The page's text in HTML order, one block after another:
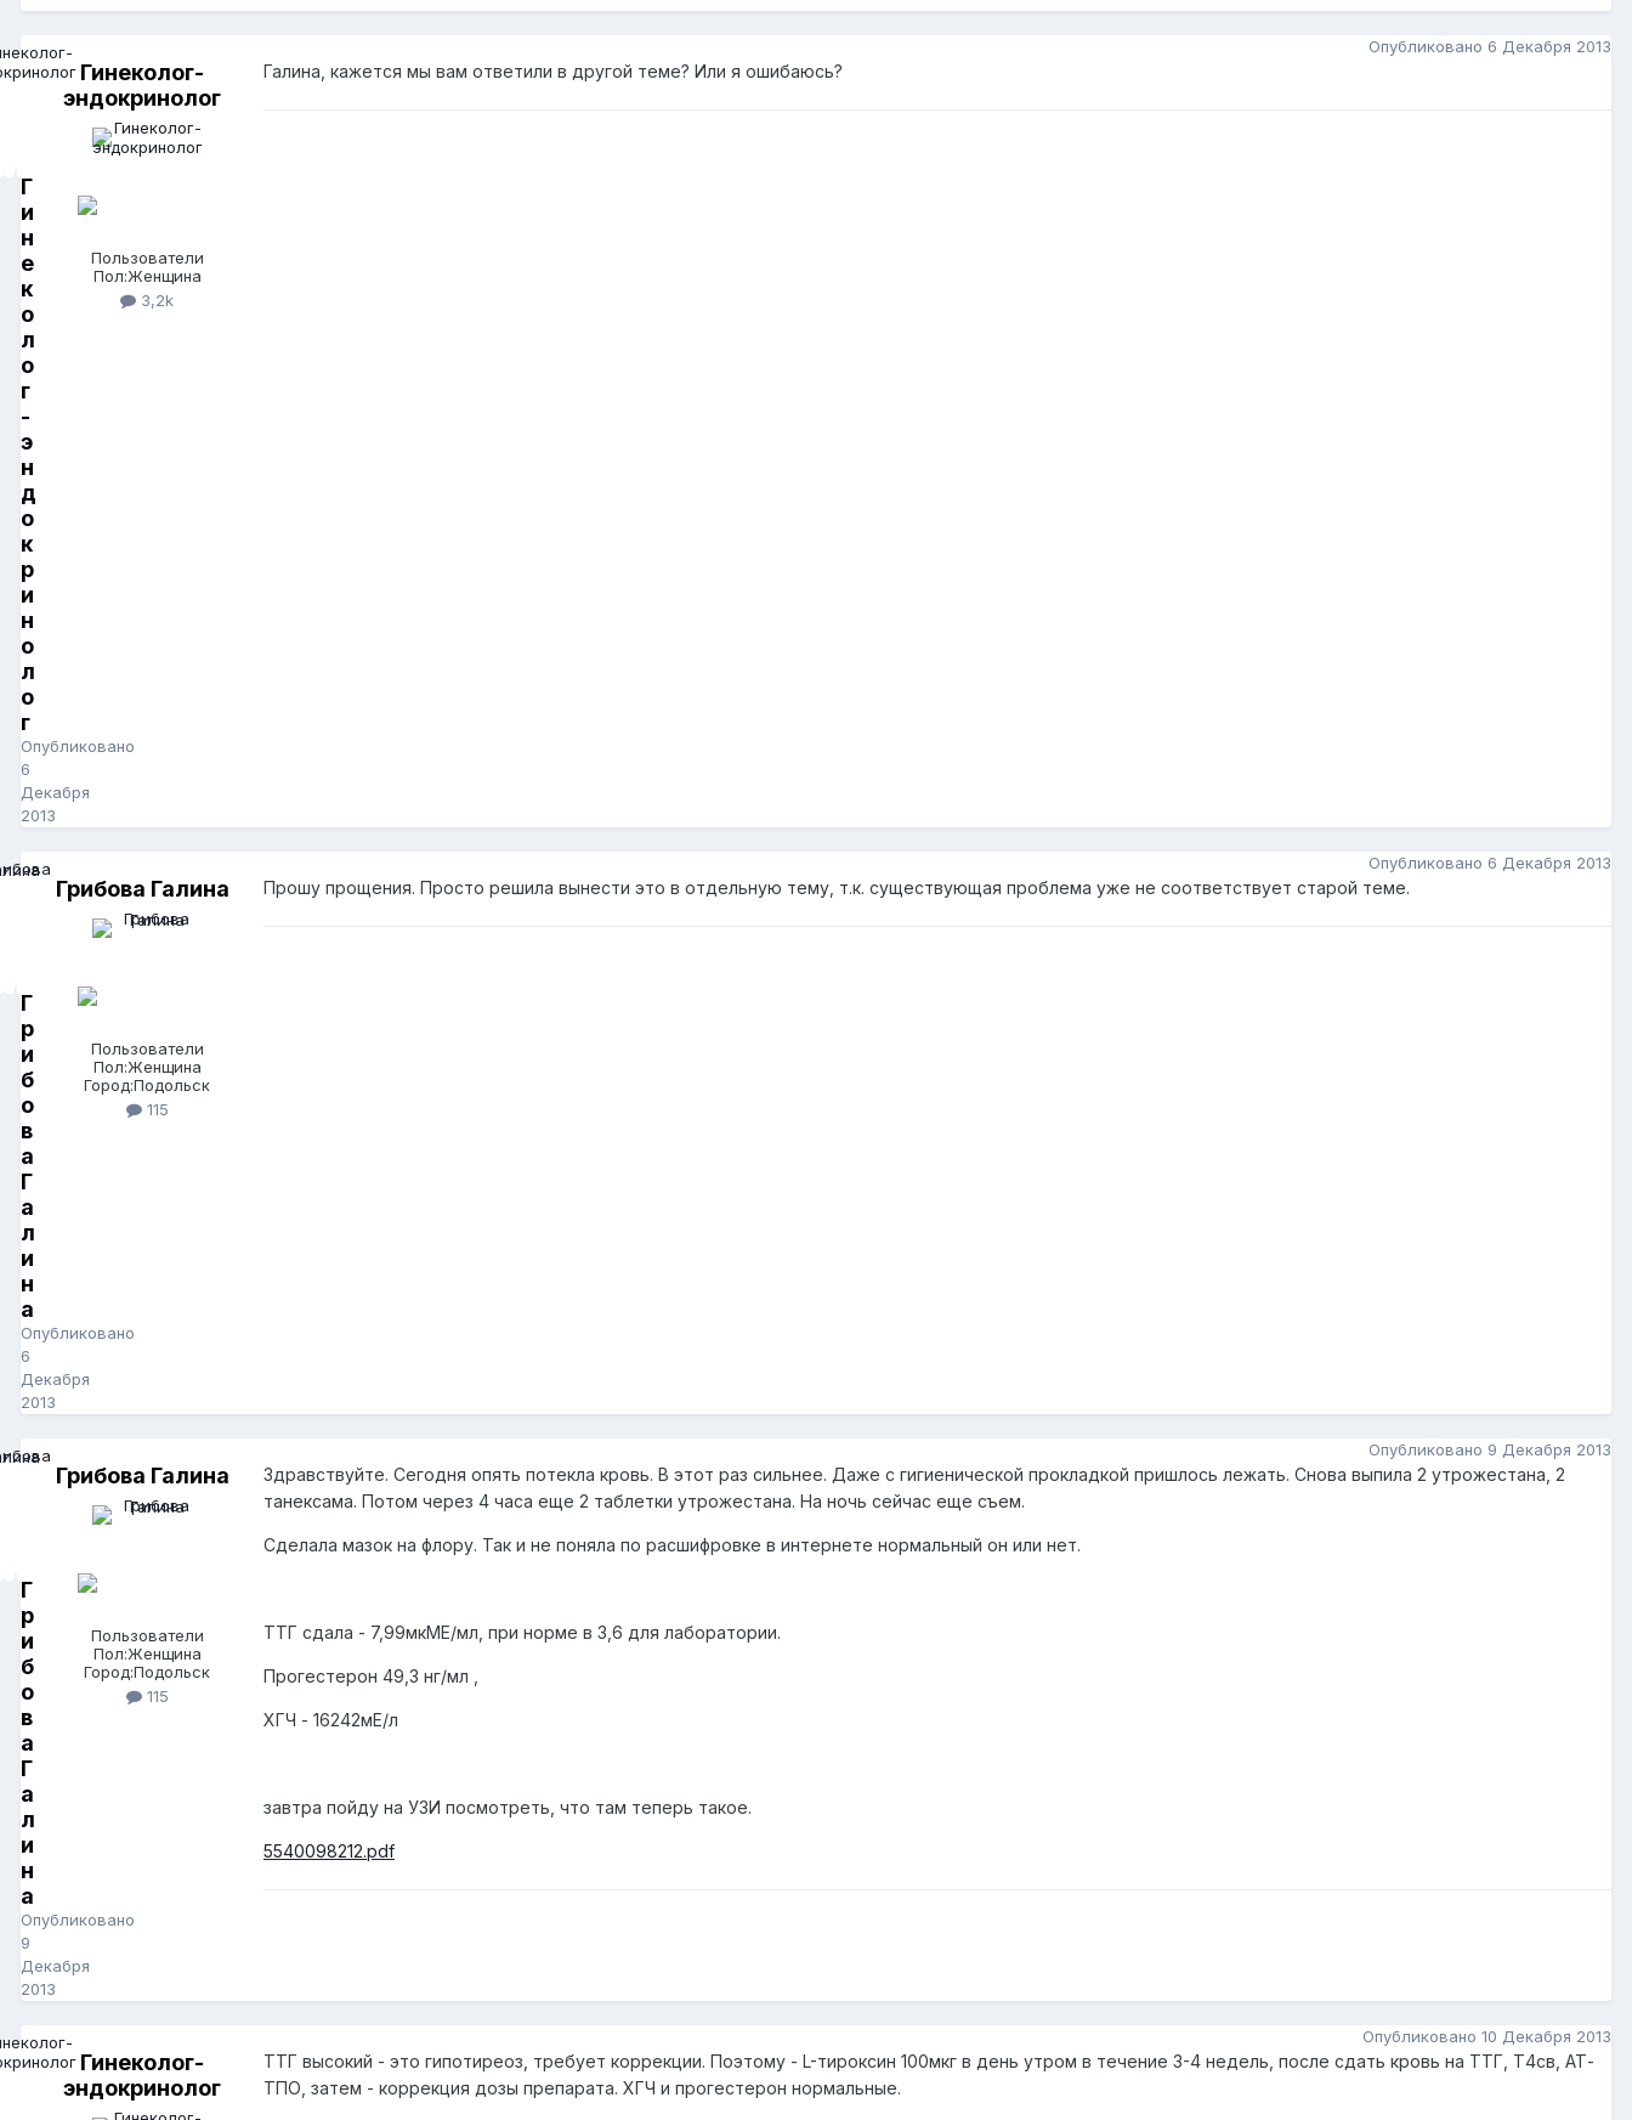
Г
и
н
е
к
о
л
о
г
-
э
н
д
о
к
р
и
н
о
л
о
г
Опубликовано
6
Декабря
2013
Гинеколог-
эндокринолог
Пользователи
3,2k
Пол:Женщина
Опубликовано 6 Декабря 2013
Галина, кажется мы вам ответили в другой теме? Или я ошибаюсь?
Г
р
и
б
о
в
а
Г
а
л
и
н
а
Опубликовано
6
Декабря
2013
Грибова Галина
Пользователи
115
Пол:Женщина
Город:Подольск
Опубликовано 6 Декабря 2013
Прошу прощения. Просто решила вынести это в отдельную тему, т.к. существующая проблема уже не соответствует старой теме.
Г
р
и
б
о
в
а
Г
а
л
и
н
а
Опубликовано
9
Декабря
2013
Грибова Галина
Пользователи
115
Пол:Женщина
Город:Подольск
Опубликовано 9 Декабря 2013
Здравствуйте. Сегодня опять потекла кровь. В этот раз сильнее. Даже с гигиенической прокладкой пришлось лежать. Снова выпила 2 утрожестана, 2
танексама. Потом через 4 часа еще 2 таблетки утрожестана. На ночь сейчас еще съем.
Сделала мазок на флору. Так и не поняла по расшифровке в интернете нормальный он или нет.
ТТГ сдала - 7,99мкМЕ/мл, при норме в 3,6 для лаборатории.
Прогестерон 49,3 нг/мл ,
ХГЧ - 16242мЕ/л
завтра пойду на УЗИ посмотреть, что там теперь такое.
5540098212.pdf
Гинеколог-
эндокринолог
Опубликовано 10 Декабря 2013
ТТГ высокий - это гипотиреоз, требует коррекции. Поэтому - L-тироксин 100мкг в день утром в течение 3-4 недель, после сдать кровь на ТТГ, Т4св, АТ-
ТПО, затем - коррекция дозы препарата. ХГЧ и прогестерон нормальные.